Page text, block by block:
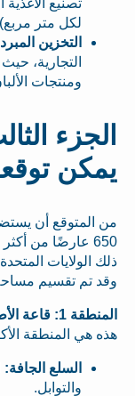
لكل متر
التخزين
التجارية،
ومنتجات
الجزء
يمكن توقعه
ذلك الولايات
وقد تم تقسيم
المنطقة 1: قاعة الأطعمة والمشروبات الدولية
هذه هي المنطقة
السلع الجافة:
والتوابل.